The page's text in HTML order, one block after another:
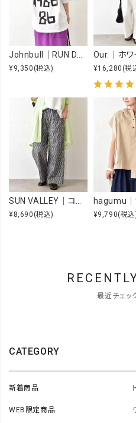
¥9,350 (税込) ¥16,280 (税
SUN VALLEY｜コットンローンボタニカルプリントパンツ [[SK5060265]][C]
¥8,690 (税込) ¥9,790(税込
最近チェッ
CATEGORY
新着商品
WEB限定商品